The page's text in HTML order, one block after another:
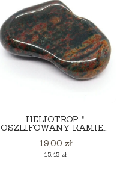
HELIOTROP *
OSZLIFOWANY KAMIEŃ
Cena
19,00 zł
Cena
15,45 zł